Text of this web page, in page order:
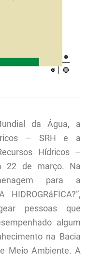
da Água, a
– SRH e a
Hídricos –
22 de março. Na
para a
HIDROGRáFICA?”,
pessoas que
algum
na Bacia
Meio Ambiente. A